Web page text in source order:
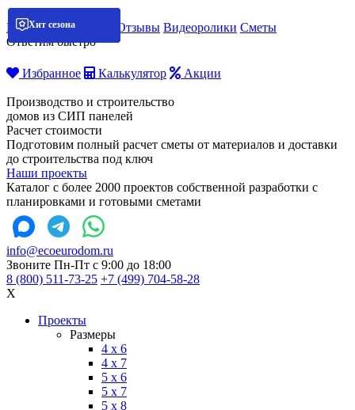
Мобильная бригада Отзывы Видеоролики Сметы
Ответим быстро
Избранное Калькулятор Акции
Производство и строительство
домов из СИП панелей
Расчет стоимости
Подготовим полный расчет сметы от материалов и доставки
до строительства под ключ
Наши проекты
Каталог с более 2000 проектов собственной разработки с
планировками и готовыми сметами
info@ecoeurodom.ru
Звоните Пн-Пт с 9:00 до 18:00
8 (800) 511-73-25 +7 (499) 704-58-28
X
Проекты
Размеры
4 x 6
4 x 7
5 x 6
5 x 7
5 x 8
Хит сезона
Хит сезона
Хит сезона
Хит сезона